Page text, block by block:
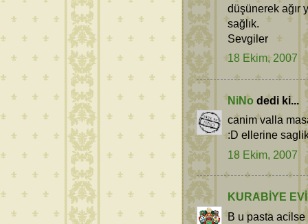
düşünerek ağır
sağlık.
Sevgiler
18 Ekim, 2007
NiNo dedi ki...
canim valla
:D ellerine
18 Ekim, 2007
KURABİYE EVİ
B u pasta